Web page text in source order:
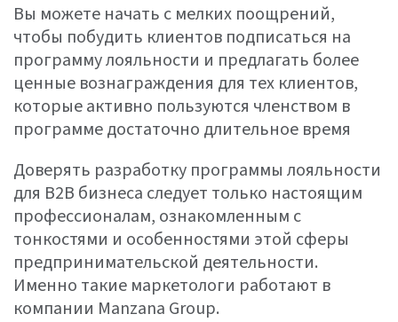
Вы можете начать с мелких поощрений,
чтобы побудить клиентов подписаться на
программу лояльности и предлагать более
ценные вознаграждения для тех клиентов,
которые активно пользуются членством в
программе достаточно длительное время
Доверять разработку программы лояльности
для B2B бизнеса следует только настоящим
профессионалам, ознакомленным с
тонкостями и особенностями этой сферы
предпринимательской деятельности.
Именно такие маркетологи работают в
компании Manzana Group.